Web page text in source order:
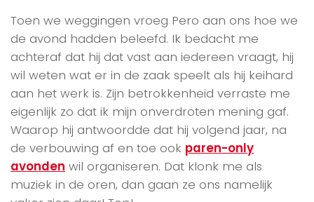
Toen we weggingen vroeg Pero aan ons hoe we
de avond hadden beleefd. Ik bedacht me
achteraf dat hij dat vast aan iedereen vraagt, hij
wil weten wat er in de zaak speelt als hij keihard
aan het werk is. Zijn betrokkenheid verraste me
eigenlijk zo dat ik mijn onverdroten mening gaf.
Waarop hij antwoordde dat hij volgend jaar, na
de verbouwing af en toe ook paren-only
avonden wil organiseren. Dat klonk me als
muziek in de oren, dan gaan ze ons namelijk